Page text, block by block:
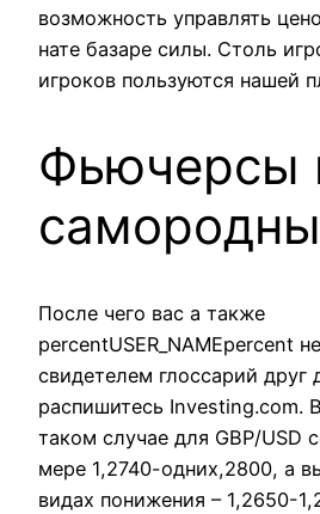
возможность управлять
нате базаре силы. Столь
игроков пользуются нашей
Фьючерсы
После чего вас а также
percentUSER_NAMEpercent
свидетелем глоссарий друг
распишитесь Investing.com.
таком случае для GBP/USD
мере 1,2740-одних,2800, а
видах понижения – 1,2650-